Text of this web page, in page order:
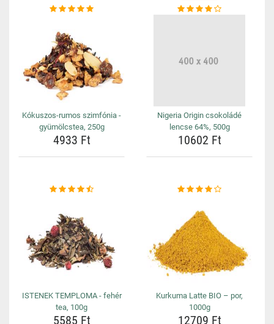
Kókuszos-rumos szimfónia -
gyümölcstea, 250g
4933 Ft
Nigeria Origin csokoládé
lencse 64%, 500g
10602 Ft
ISTENEK TEMPLOMA - fehér
tea, 100g
5585 Ft
Kurkuma Latte BIO – por,
1000g
12709 Ft